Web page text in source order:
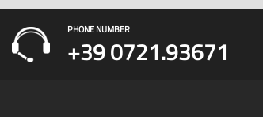
PHONE NUMBER
+39 0721.93671